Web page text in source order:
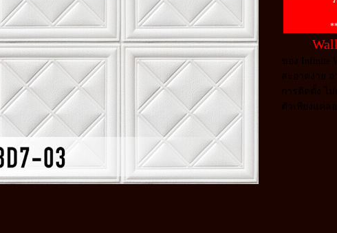
ของ Infinite
สะอาดง่าย
การติดตั้ง ไ
ตัวเพียงแค่ล